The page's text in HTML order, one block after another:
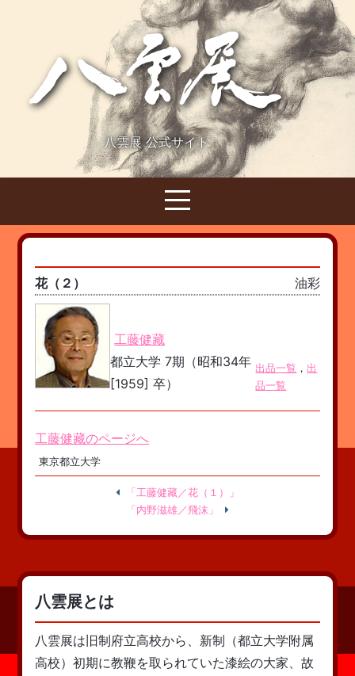
八雲展 公式サイト
花（２） 油彩
工藤健藏
都立大学 7期（昭和34年
[1959] 卒）
出品一覧 ， 出
品一覧
工藤健藏のページへ
東京都立大学
「工藤健藏／花（１）」
「内野滋雄／飛沫」
八雲展とは
八雲展は旧制府立高校から、新制（都立大学附属
高校）初期に教鞭を取られていた漆絵の大家、故